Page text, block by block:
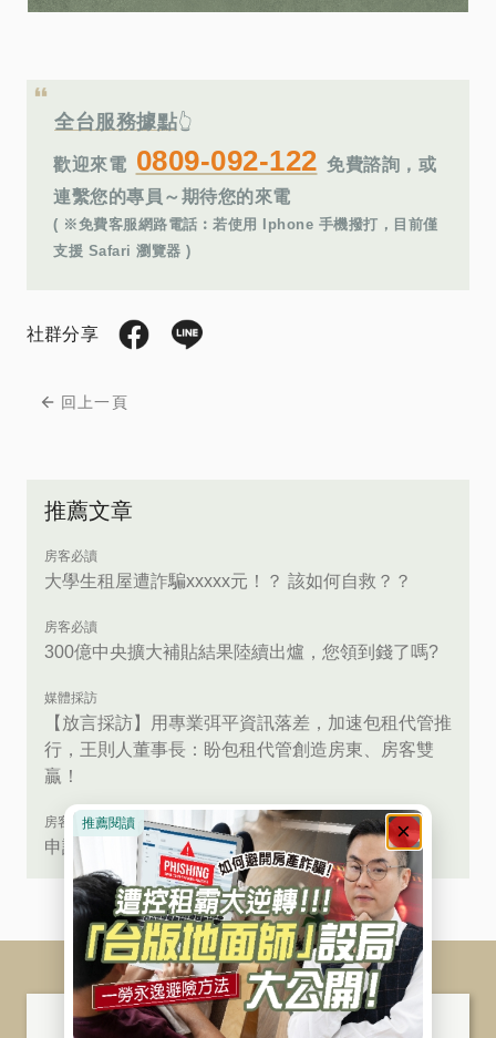
全台服務據點👆
歡迎來電 0809-092-122 免費諮詢，或
連繫您的專員～期待您的來電
( ※免費客服網路電話︰若使用 Iphone 手機撥打，目前僅
支援 Safari 瀏覽器 )
社群分享
回上一頁
推薦文章
房客必讀
大學生租屋遭詐騙xxxxx元！？ 該如何自救？？
房客必讀
300億中央擴大補貼結果陸續出爐，您領到錢了嗎?
媒體採訪
【放言採訪】用專業弭平資訊落差，加速包租代管推
行，王則人董事長：盼包租代管創造房東、房客雙
贏！
房客必讀
申請社會住宅租金補貼，不用遷戶籍嗎？